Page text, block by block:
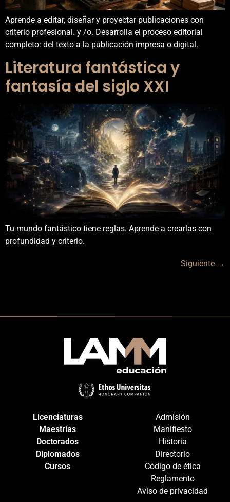
Aprende a editar, diseñar y proyectar publicaciones con
criterio profesional. y /o. Desarrolla el proceso editorial
completo: del texto a la publicación impresa o digital.
Literatura fantástica y
fantasía del siglo XXI
Tu mundo fantástico tiene reglas. Aprende a crearlas con
profundidad y criterio.
Siguiente →
Licenciaturas
Maestrías
Doctorados
Diplomados
Cursos
Admisión
Manifiesto
Historia
Directorio
Código de ética
Reglamento
Aviso de privacidad